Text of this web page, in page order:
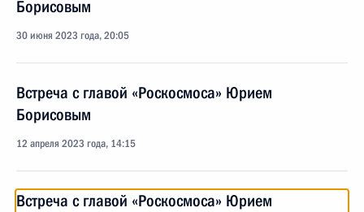
Борисовым
30 июня 2023 года, 20:05
Встреча с главой «Роскосмоса» Юрием
Борисовым
12 апреля 2023 года, 14:15
Встреча с главой «Роскосмоса» Юрием